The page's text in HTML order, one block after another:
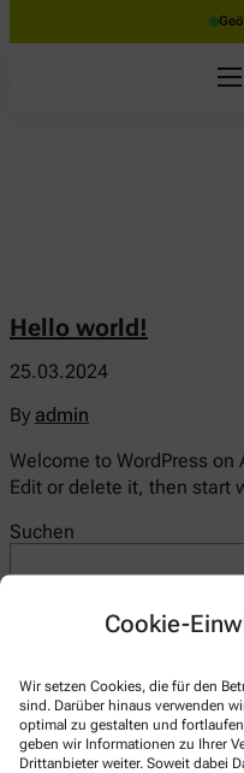
Cookie-
Wir setzen Cookies, die für den
sind. Darüber hinaus verwenden
optimal zu gestalten und
geben wir Informationen zu Ihrer
Drittanbieter weiter. Soweit dabei
Hello world!
25.03.2024
By admin
Welcome to WordPress on
Edit or delete it, then start
Suchen
Recent Posts
Recent Comments
A WordPress